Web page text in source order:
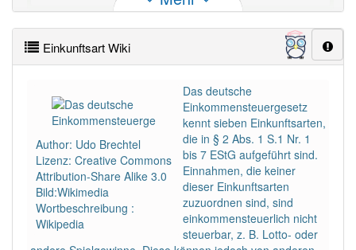
Häufigkeit: 4 von 10
Wörter mit Endung-einkunftsartaber mit einem
: 0
Das Wort wird häufig verwendet im Bereich
Finanzwesen
87% unserer Spielapp-Nutzer haben den Artikel
Einkunftsart Wiki
Author: Udo Brechtel
Lizenz: Creative Commons
Attribution-Share Alike 3.0
Bild:Wikimedia
Wortbeschreibung :
Wikipedia
Das deutsche
Einkommensteuergesetz
kennt sieben Einkunftsarten,
die in § 2 Abs. 1 S.1 Nr. 1
bis 7 EStG aufgeführt sind.
Einnahmen, die keiner
dieser Einkunftsarten
zuzuordnen sind, sind
einkommensteuerlich nicht
steuerbar, z. B. Lotto- oder